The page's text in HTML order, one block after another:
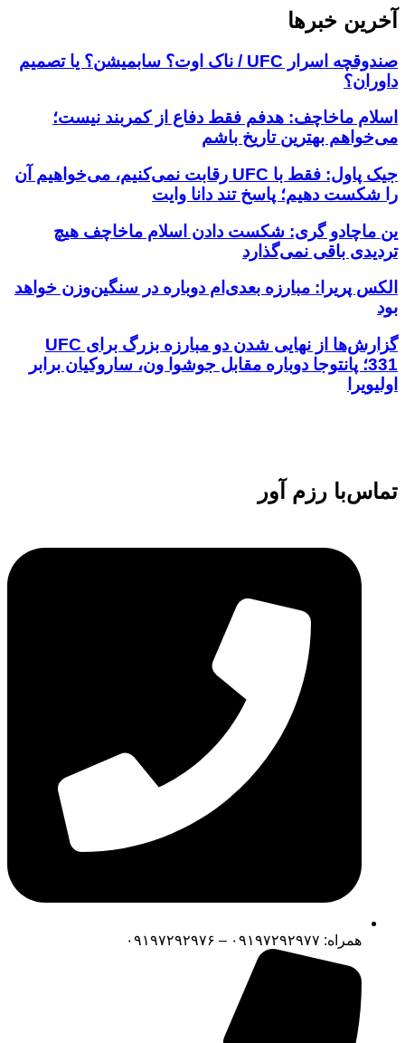
آخرین خبر‌‌ها
صندوقچه اسرار UFC / ناک اوت؟ سابمیشن؟ یا تصمیم
داوران؟
اسلام ماخاچف: هدفم فقط دفاع از کمربند نیست؛
می‌خواهم بهترین تاریخ باشم
جیک پاول: فقط با UFC رقابت نمی‌کنیم، می‌خواهیم آن
را شکست دهیم؛ پاسخ تند دانا وایت
ین ماچادو گری: شکست دادن اسلام ماخاچف هیچ
تردیدی باقی نمی‌گذارد
الکس پریرا: مبارزه بعدی‌ام دوباره در سنگین‌وزن خواهد
بود
گزارش‌ها از نهایی شدن دو مبارزه بزرگ برای UFC
331؛ پانتوجا دوباره مقابل جوشوا ون، ساروکیان برابر
اولیویرا
تماس‌با رزم آور
همراه: ۰۹۱۹۷۲۹۲۹۷۷ – ۰۹۱۹۷۲۹۲۹۷۶